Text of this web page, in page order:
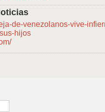
de-venezolanos-vive-
hijos